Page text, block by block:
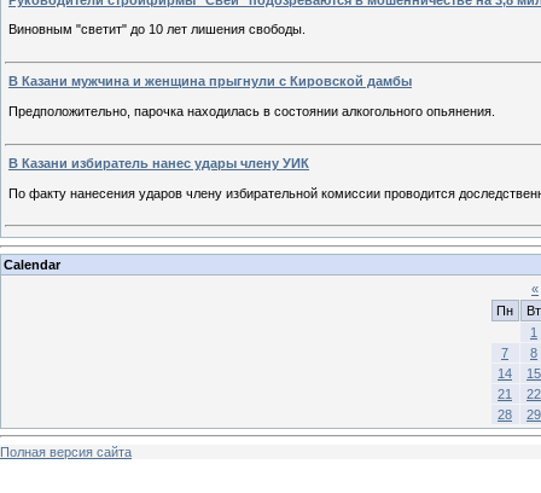
Виновным "светит" до 10 лет лишения свободы.
В Казани мужчина и женщина прыгнули с Кировской дамбы
Предположительно, парочка находилась в состоянии алкогольного опьянения.
В Казани избиратель нанес удары члену УИК
По факту нанесения ударов члену избирательной комиссии проводится
Calendar
«
Пн
Вт
1
7
8
14
15
21
22
28
29
Полная версия сайта